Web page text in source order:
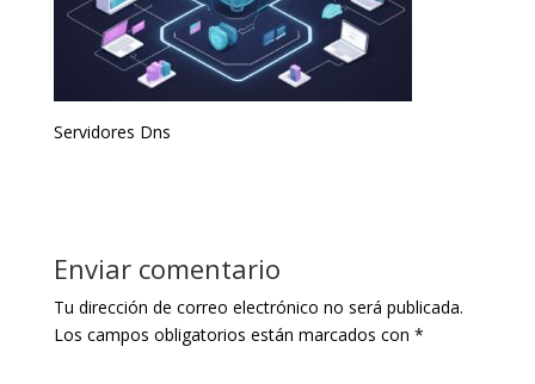
Servidores Dns
Enviar comentario
Tu dirección de correo electrónico no será publicada.
Los campos obligatorios están marcados con *